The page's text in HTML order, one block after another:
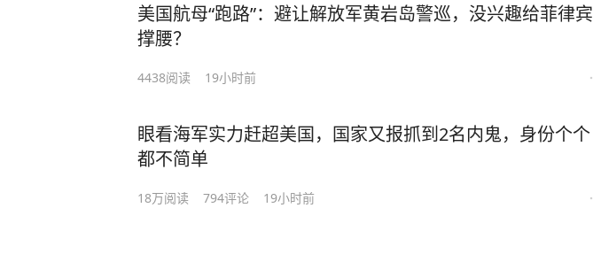
美国航母“跑路”：避让解放军黄岩岛警巡，没兴趣给菲律宾
撑腰？
4438阅读 19小时前
眼看海军实力赶超美国，国家又报抓到2名内鬼，身份个个
都不简单
18万阅读 794评论 19小时前